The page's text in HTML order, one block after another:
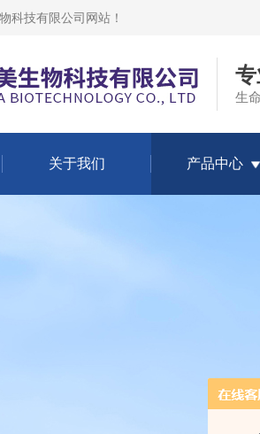
科技有限公司网站 ！
生
关于我们 产品中心